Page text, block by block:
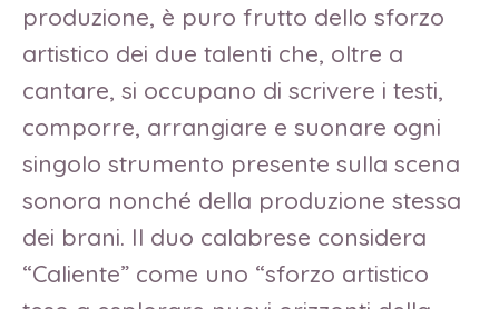
produzione, è puro frutto dello sforzo
artistico dei due talenti che, oltre a
cantare, si occupano di scrivere i testi,
comporre, arrangiare e suonare ogni
singolo strumento presente sulla scena
sonora nonché della produzione stessa
dei brani. Il duo calabrese considera
“Caliente” come uno “sforzo artistico